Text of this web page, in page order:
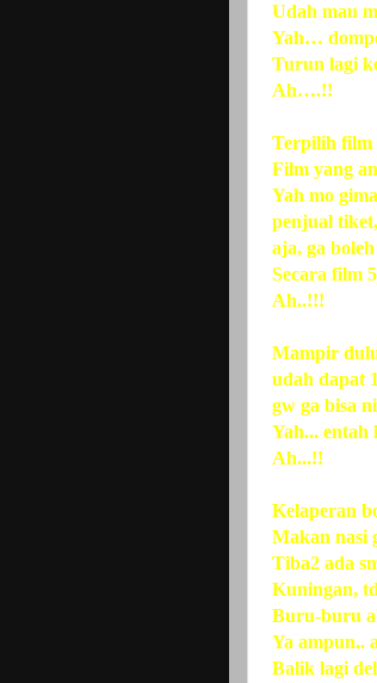
Udah mau
Yah…
Turun lagi
Ah….!!
Terpilih film
Film yang
Yah mo
penjual
aja, ga
Secara film
Ah..!!!
Mampir
udah dapat
gw ga bisa
Yah... entah
Ah...!!
Kelaperan
Makan nasi
Tiba2 ada
Kuningan,
Buru-buru
Ya ampun..
Balik lagi